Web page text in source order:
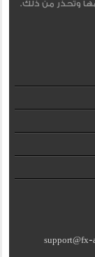
وتحذر من ذلك.
support@fx-